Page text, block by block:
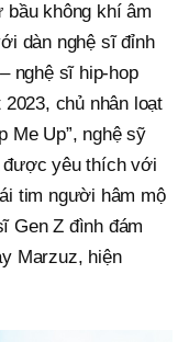
bầu không khí âm
dàn nghệ sĩ đỉnh
nghệ sĩ hip-hop
chủ nhân loạt
Me Up”, nghệ sỹ
được yêu thích với
tim người hâm mộ
Gen Z đình đám
Marzuz, hiện